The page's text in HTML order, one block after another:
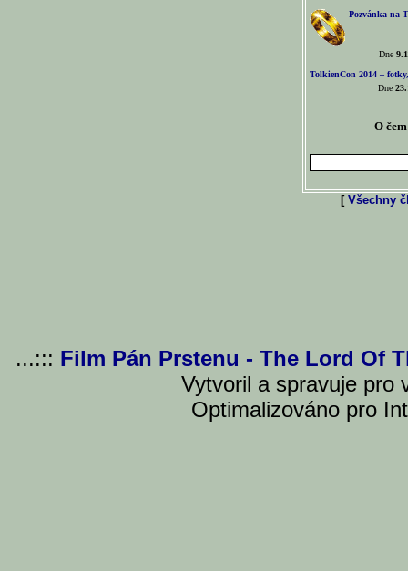
Pozvánka na
Dne
TolkienCon 2014 –
Dne
O
[ Všechny
...::: Film Pán Prstenu - The Lord Of
Vytvoril a spravuje pro
Optimalizováno pro